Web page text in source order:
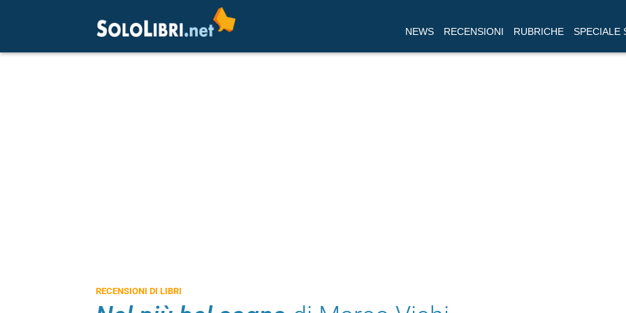
NEWS RECENSIONI RUBRICHE SPECIALE
RECENSIONI DI LIBRI